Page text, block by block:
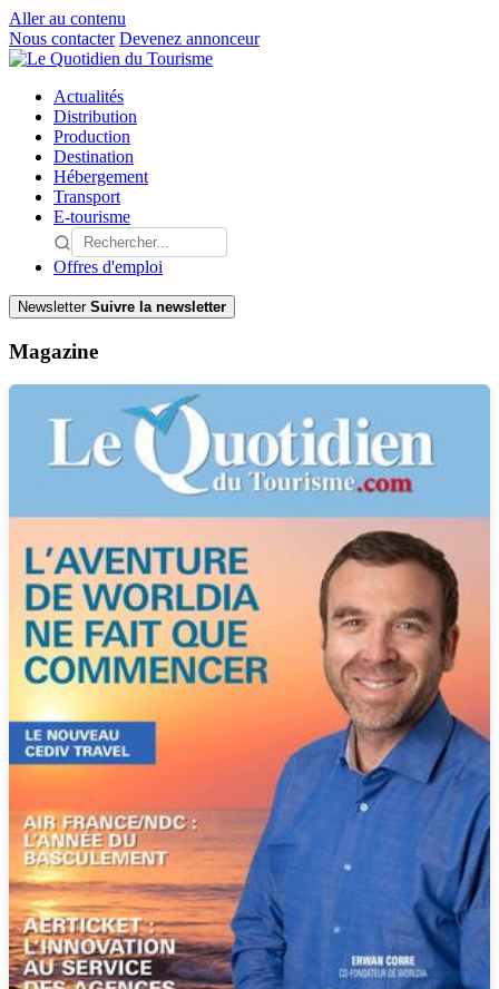
Aller au contenu
Nous contacter Devenez annonceur
Actualités
Distribution
Production
Destination
Hébergement
Transport
E-tourisme
Offres d'emploi
Newsletter Suivre la newsletter
Magazine